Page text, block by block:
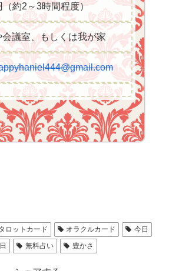
約2～3時間程度）
議室、もしくは我が家
ロットカード オラクルカード
今日
無料占い 豊かさ